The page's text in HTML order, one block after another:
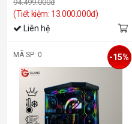
94.499.000đ
(Tiết kiệm: 13.000.000đ)
Liên hệ
MÃ SP: 0 -15%